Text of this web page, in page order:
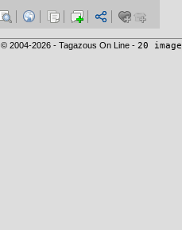
© 2004-2026 - Tagazous On Line - 20